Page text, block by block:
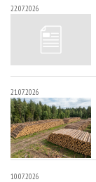
22.07.2026
21.07.2026
10.07.2026